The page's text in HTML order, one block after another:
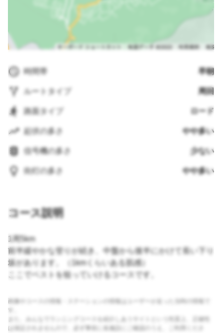
時間帯 早朝
ルートタイプ 周回
路面タイプ ロード
起伏の多さ やや多い
信号機の多さ 少ない
街灯の多さ やや多い
コース説明
1周5km
前半緩やかな登りが続き、中盤から後半にかけて長い下り
坂があります。（1kmくらいある肌感）
ここでベストを狙っていけるコースです。
画像やコースの情報・ステーションの情報はユーザーが走った当時の情報で
す。
また、みんなでランニングコースを紹介しあうサイトという性質上、正確性
は保証されませんので、必ず事前に各施設にご確認のうえ、ご利用くださ